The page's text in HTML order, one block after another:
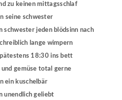
zu keinen mittagsschlaf
seine schwester
schwester jeden blödsinn nach
lange wimpern
18:30 ins bett
und gemüse total gerne
ein kuschelbär
unendlich geliebt